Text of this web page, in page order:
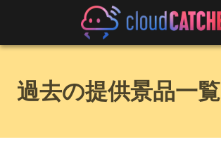
過去の提供景品一覧